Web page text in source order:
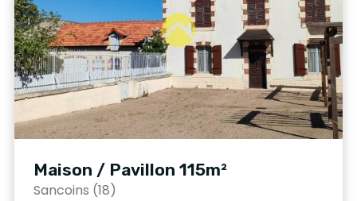
Maison / Pavillon 115m²
Sancoins (18)